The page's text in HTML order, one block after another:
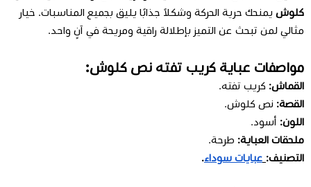
كلوش يمنحك حرية الحركة وشكلاً جذابًا يليق بجميع المناسبات. خيار
مثالي لمن تبحث عن التميز بإطلالة راقية ومريحة في آنٍ واحد.
مواصفات عباية كريب تفته نص كلوش:
القماش: كريب تفته.
القصة: نص كلوش.
اللون: أسود.
ملحقات العباية: طرحة.
التصنيف: عبايات سوداء.